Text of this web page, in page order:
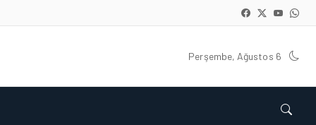
Perşembe, Ağustos 6